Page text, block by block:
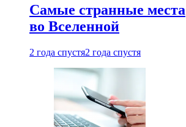
Самые странные места
во Вселенной
2 года спустя2 года спустя